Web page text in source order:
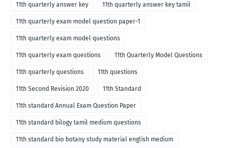
11th quarterly answer key 11th quarterly answer key tamil
11th quarterly exam model question paper-1
11th quarterly exam model questions
11th quarterly exam questions 11th Quarterly Model Questions
11th quarterly questions 11th questions
11th Second Revision 2020 11th Standard
11th standard Annual Exam Question Paper
11th standard bilogy tamil medium questions
11th standard bio botany study material english medium